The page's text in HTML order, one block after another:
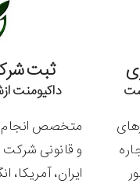
ثبت
داکیومنت
متخصص انجام
و قانونی
ایران،